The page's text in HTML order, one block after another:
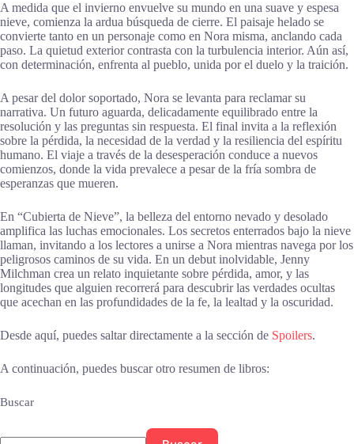
A medida que el invierno envuelve su mundo en una suave y espesa
nieve, comienza la ardua búsqueda de cierre. El paisaje helado se
convierte tanto en un personaje como en Nora misma, anclando cada
paso. La quietud exterior contrasta con la turbulencia interior. Aún así,
con determinación, enfrenta al pueblo, unida por el duelo y la traición.
A pesar del dolor soportado, Nora se levanta para reclamar su
narrativa. Un futuro aguarda, delicadamente equilibrado entre la
resolución y las preguntas sin respuesta. El final invita a la reflexión
sobre la pérdida, la necesidad de la verdad y la resiliencia del espíritu
humano. El viaje a través de la desesperación conduce a nuevos
comienzos, donde la vida prevalece a pesar de la fría sombra de
esperanzas que mueren.
En “Cubierta de Nieve”, la belleza del entorno nevado y desolado
amplifica las luchas emocionales. Los secretos enterrados bajo la nieve
llaman, invitando a los lectores a unirse a Nora mientras navega por los
peligrosos caminos de su vida. En un debut inolvidable, Jenny
Milchman crea un relato inquietante sobre pérdida, amor, y las
longitudes que alguien recorrerá para descubrir las verdades ocultas
que acechan en las profundidades de la fe, la lealtad y la oscuridad.
Desde aquí, puedes saltar directamente a la sección de Spoilers.
A continuación, puedes buscar otro resumen de libros:
Buscar